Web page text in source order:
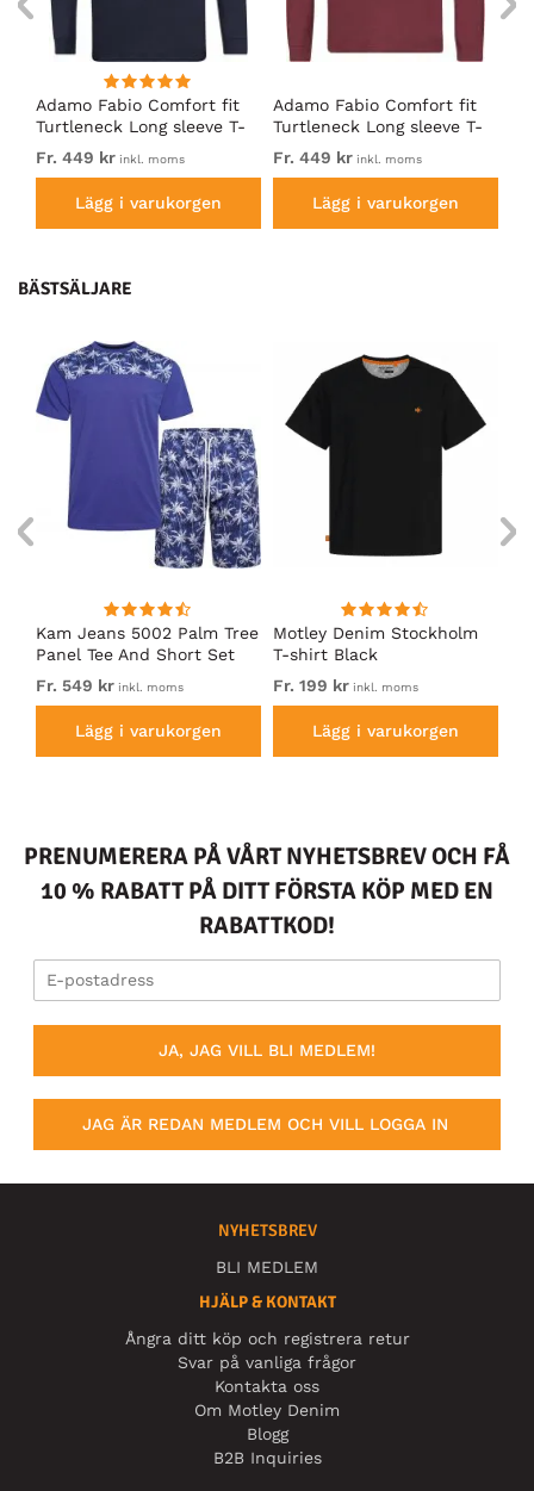
Adamo Fabio Comfort fit
Turtleneck Long sleeve T-
shirt Navy
Fr. 449 kr inkl. moms
Lägg i varukorgen
Adamo Fabio Comfort fit
Turtleneck Long sleeve T-
shirt Burgundy
Fr. 449 kr inkl. moms
Lägg i varukorgen
BÄSTSÄLJARE
Kam Jeans 5002 Palm Tree
Panel Tee And Short Set
Electric Blue
Fr. 549 kr inkl. moms
Lägg i varukorgen
Motley Denim Stockholm
T-shirt Black
Fr. 199 kr inkl. moms
Lägg i varukorgen
PRENUMERERA PÅ VÅRT NYHETSBREV OCH FÅ
10 % RABATT PÅ DITT FÖRSTA KÖP MED EN
RABATTKOD!
JA, JAG VILL BLI MEDLEM!
JAG ÄR REDAN MEDLEM OCH VILL LOGGA IN
NYHETSBREV
BLI MEDLEM
HJÄLP & KONTAKT
Ångra ditt köp och registrera retur
Svar på vanliga frågor
Kontakta oss
Om Motley Denim
Blogg
B2B Inquiries